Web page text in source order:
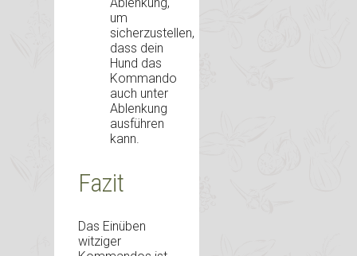
um
sicherzustellen,
dass dein
Hund das
Kommando
auch unter
Ablenkung
ausführen
kann.
Fazit
Das Einüben
witziger